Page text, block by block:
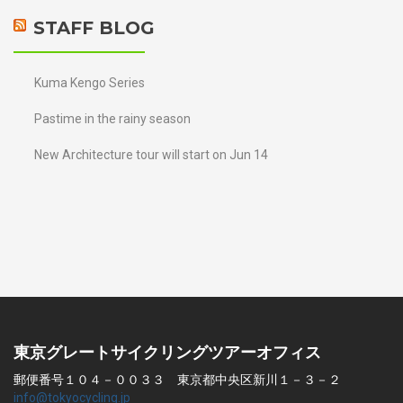
STAFF BLOG
Kuma Kengo Series
Pastime in the rainy season
New Architecture tour will start on Jun 14
東京グレートサイクリングツアーオフィス
郵便番号１０４－００３３ 東京都中央区新川１－３－２
info@tokyocycling.jp